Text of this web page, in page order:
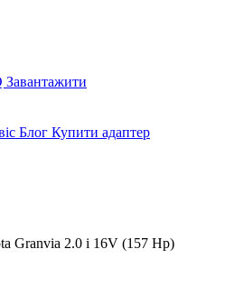
Завантажити
Блог Купити адаптер
Granvia 2.0 i 16V (157 Hp)